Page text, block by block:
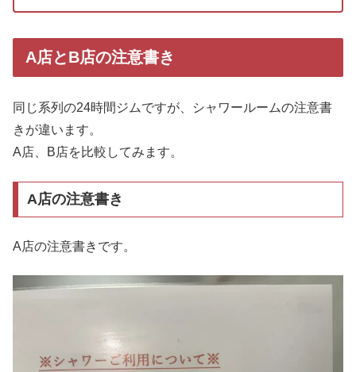
A店とB店の注意書き
同じ系列の24時間ジムですが、シャワールームの注意書
きが違います。
A店、B店を比較してみます。
A店の注意書き
A店の注意書きです。